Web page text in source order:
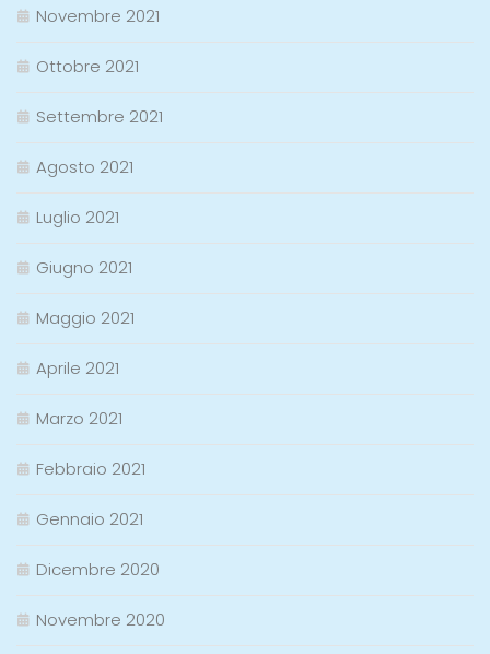
Novembre 2021
Ottobre 2021
Settembre 2021
Agosto 2021
Luglio 2021
Giugno 2021
Maggio 2021
Aprile 2021
Marzo 2021
Febbraio 2021
Gennaio 2021
Dicembre 2020
Novembre 2020